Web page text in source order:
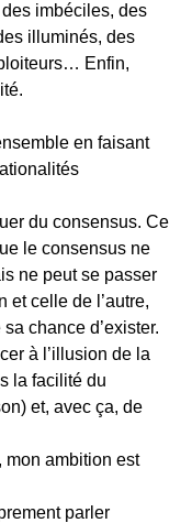
imbéciles, des
illuminés, des
Enfin,
en faisant
du consensus. Ce
le consensus ne
ne peut se passer
et celle de l’autre,
chance d’exister.
à l’illusion de la
la facilité du
et, avec ça, de
mon ambition est
parler